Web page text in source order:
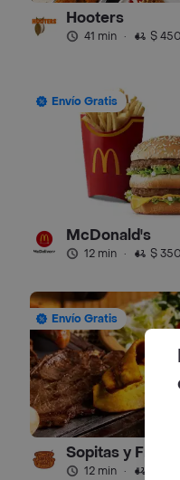
Hooters
41 min · $
Envío Gratis
McDonald's
12 min · $
Envío Gratis
Sopitas y
12 min ·